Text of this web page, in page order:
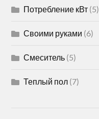
Потребление кВт (5)
Своими руками (6)
Смеситель (5)
Теплый пол (7)